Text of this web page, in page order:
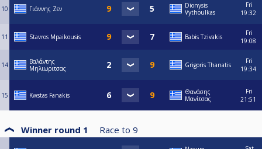
10 Γιάννης Ζεν
Dionysis
Vythoulkas
Fri
19:32
11 Stavros Mpaikousis Babis Tzivakis
Fri
19:08
14
Βαλάντης
Μηλιωριτσας
Grigoris Thanatis
Fri
19:34
15 Kwstas Fanakis
Θανάσης
Μανίτσας
Fri
21:51
Winner round 1 Race to 9